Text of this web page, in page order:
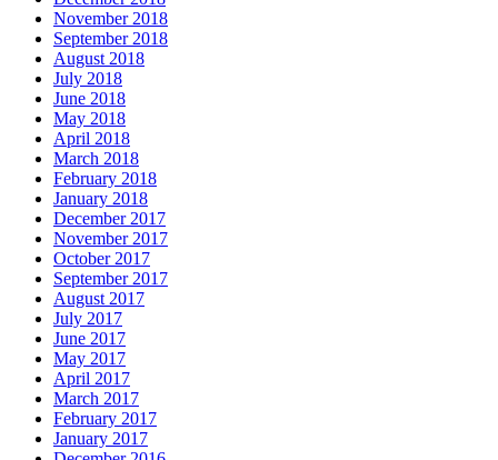
November 2018
September 2018
August 2018
July 2018
June 2018
May 2018
April 2018
March 2018
February 2018
January 2018
December 2017
November 2017
October 2017
September 2017
August 2017
July 2017
June 2017
May 2017
April 2017
March 2017
February 2017
January 2017